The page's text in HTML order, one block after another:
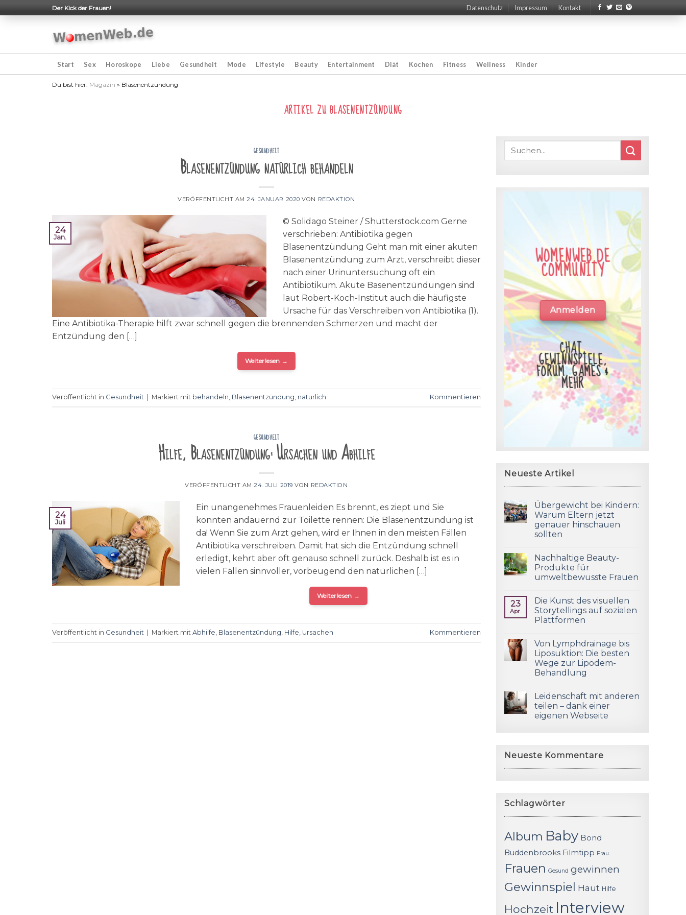
to
Der Kick der Frauen! Datenschutz Impressum Kontakt
Start Sex Horoskope Liebe Gesundheit Mode Lifestyle Beauty Entertainment Diät Kochen Fitness Wellness Kinder
Du bist hier: Magazin » Blasenentzündung
ARTIKEL ZUBLASENENTZÜNDUNG
GESUNDHEIT
Blasenentzündung natürlich behandeln
VERÖFFENTLICHT AM24. JANUAR 2020 VON REDAKTION
24
Jan.
© Solidago Steiner / Shutterstock.com Gerne
verschrieben: Antibiotika gegen
Blasenentzündung Geht man mit einer akuten
Blasenentzündung zum Arzt, verschreibt dieser
nach einer Urinuntersuchung oft ein
Antibiotikum. Akute Basenentzündungen sind
laut Robert-Koch-Institut auch die häufigste
Ursache für das Verschreiben von Antibiotika (1).
Eine Antibiotika-Therapie hilft zwar schnell gegen die brennenden Schmerzen und macht der
Entzündung den […]
Weiterlesen →
Veröffentlicht in Gesundheit Markiert mit behandeln, Blasenentzündung, natürlich Kommentieren
GESUNDHEIT
Hilfe, Blasenentzündung: Ursachen und Abhilfe
VERÖFFENTLICHT AM24. JULI 2019 VON REDAKTION
24
Juli
Ein unangenehmes Frauenleiden Es brennt, es ziept und Sie
könnten andauernd zur Toilette rennen: Die Blasenentzündung ist
da! Wenn Sie zum Arzt gehen, wird er Ihnen in den meisten Fällen
Antibiotika verschreiben. Damit hat sich die Entzündung schnell
erledigt, kehrt aber oft genauso schnell zurück. Deshalb ist es in
vielen Fällen sinnvoller, vorbeugend den natürlichen […]
Weiterlesen →
Veröffentlicht in Gesundheit Markiert mit Abhilfe Blasenentzündung Hilfe Ursachen Kommentieren
WOMENWEB.DE
COMMUNITY
Anmelden
CHAT,
GEWINNSPIELE,
FORUM, GAMES &
MEHR
Neueste Artikel
Übergewicht bei Kindern:
Warum Eltern jetzt
genauer hinschauen
sollten
Nachhaltige Beauty-
Produkte für
umweltbewusste Frauen
23
Apr.
Die Kunst des visuellen
Storytellings auf sozialen
Plattformen
Von Lymphdrainage bis
Liposuktion: Die besten
Wege zur Lipödem-
Behandlung
Leidenschaft mit anderen
teilen – dank einer
eigenen Webseite
Neueste Kommentare
Schlagwörter
Album Baby Bond
Buddenbrooks Filmtipp Frau
Frauen Gesund gewinnen
Gewinnspiel Haut Hilfe
Hochzeit Interview